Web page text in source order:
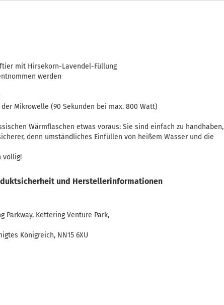
mit Hirsekorn-Lavendel-Füllung
werden
Mikrowelle (90 Sekunden bei max. 800 Watt)
Wärmflaschen etwas voraus: Sie sind einfach zu handhaben,
denn umständliches Einfüllen von heißem Wasser und die
völlig!
und Herstellerinformationen
Parkway, Kettering Venture Park,
Königreich, NN15 6XU